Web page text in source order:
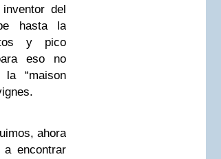
del
hasta la
y pico
eso no
la “maison
ahora
encontrar